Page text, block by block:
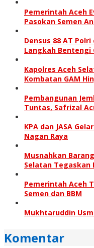
Pemerintah Aceh
Pasokan Semen
Densus 88 AT
Langkah Bentengi
Kapolres Aceh
Kombatan GAM
Pembangunan
Tuntas, Safrizal
KPA dan JASA
Nagan Raya
Musnahkan
Selatan
Pemerintah Aceh
Semen dan BBM
Mukhtaruddin
Komentar